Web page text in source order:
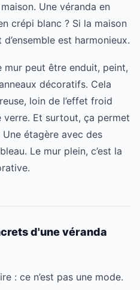
Une véranda en
crépi blanc ? Si la maison
est harmonieux.
mur peut être enduit, peint,
décoratifs. Cela
loin de l’effet froid
Et surtout, ça permet
étagère avec des
Le mur plein, c’est la
d'une véranda
: ce n’est pas une mode.